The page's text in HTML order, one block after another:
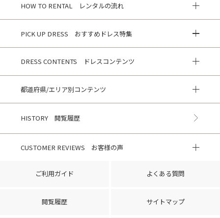
HOW TO RENTAL レンタルの流れ
PICK UP DRESS おすすめドレス特集
DRESS CONTENTS ドレスコンテンツ
都道府県/エリア別コンテンツ
HISTORY 閲覧履歴
CUSTOMER REVIEWS お客様の声
ご利用ガイド よくある質問
閲覧履歴 サイトマップ